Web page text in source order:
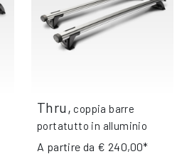
Thru, coppia barre
portatutto in alluminio
A partire da € 240,00*